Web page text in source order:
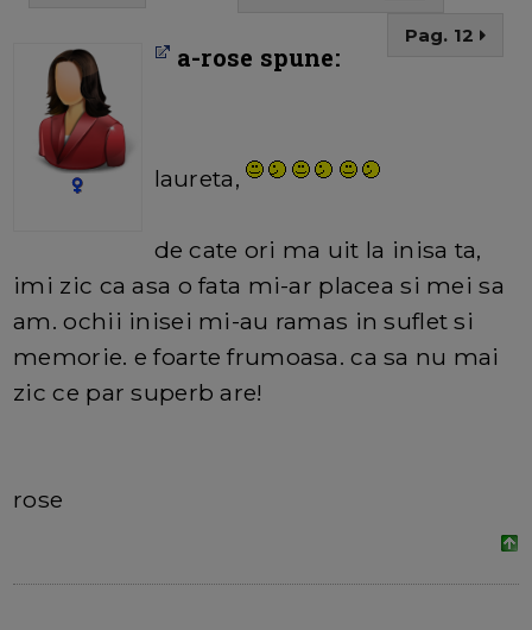
Pag. 12
a-rose spune:
laureta,
de cate ori ma uit la inisa ta,
imi zic ca asa o fata mi-ar placea si mei sa
am. ochii inisei mi-au ramas in suflet si
memorie. e foarte frumoasa. ca sa nu mai
zic ce par superb are!
rose